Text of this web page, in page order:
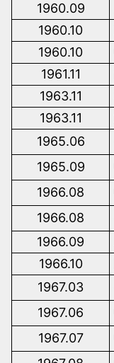
1960.09
1960.10
1960.10
1961.11
1963.11
1963.11
1965.06
1965.09
1966.08
1966.08
1966.09
1966.10
1967.03
1967.06
1967.07